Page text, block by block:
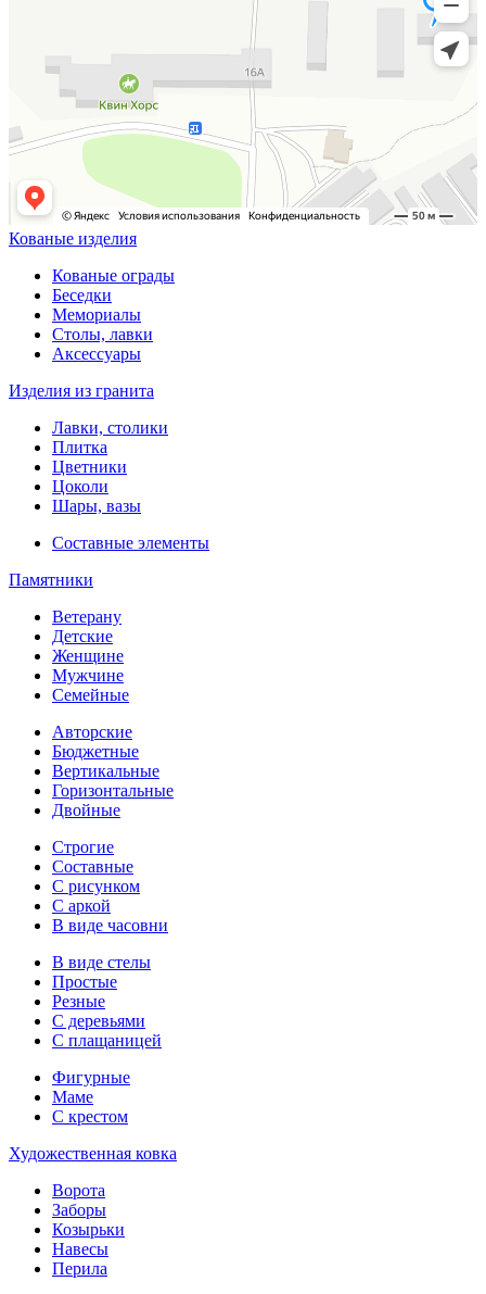
Кованые изделия
Кованые ограды
Беседки
Мемориалы
Столы, лавки
Аксессуары
Изделия из гранита
Лавки, столики
Плитка
Цветники
Цоколи
Шары, вазы
Составные элементы
Памятники
Ветерану
Детские
Женщине
Мужчине
Семейные
Авторские
Бюджетные
Вертикальные
Горизонтальные
Двойные
Строгие
Составные
С рисунком
С аркой
В виде часовни
В виде стелы
Простые
Резные
С деревьями
С плащаницей
Фигурные
Маме
С крестом
Художественная ковка
Ворота
Заборы
Козырьки
Навесы
Перила